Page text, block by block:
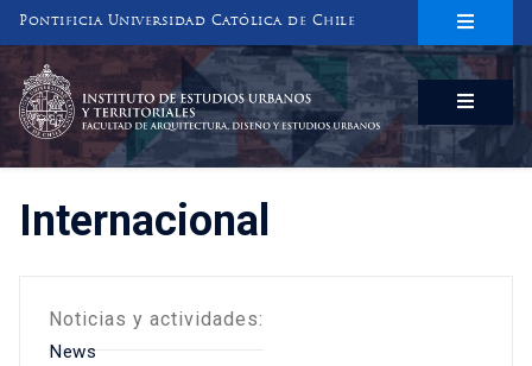
Pontificia Universidad Católica de Chile
INSTITUTO DE ESTUDIOS URBANOS
Y TERRITORIALES
FACULTAD DE ARQUITECTURA, DISEÑO Y ESTUDIOS URBANOS
Internacional
Noticias y actividades:
News